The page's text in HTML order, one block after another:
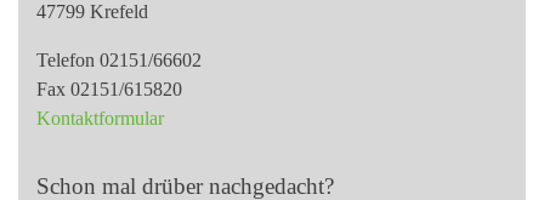
47799 Krefeld
Telefon 02151/66602
Fax 02151/615820
Kontaktformular
Schon mal drüber nachgedacht?